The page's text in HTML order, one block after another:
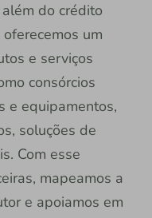
do crédito
um
e serviços
consórcios
e equipamentos,
soluções de
Com esse
mapeamos a
e apoiamos em